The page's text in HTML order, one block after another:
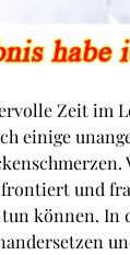
Zeit im
einige
und
tun können.